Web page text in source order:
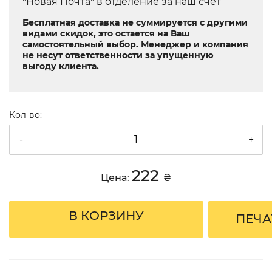
Бесплатная доставка не суммируется с другими
видами скидок, это остается на Ваш
самостоятельный выбор. Менеджер и компания
не несут ответственности за упущенную
выгоду клиента.
Кол-во:
- +
Цена: 222 ₴
В КОРЗИНУ